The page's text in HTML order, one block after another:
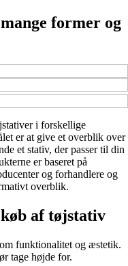
former og
i forskellige
er at give et overblik over
et stativ, der passer til din
er baseret på
og forhandlere og
overblik.
af tøjstativ
funktionalitet og æstetik.
tage højde for.